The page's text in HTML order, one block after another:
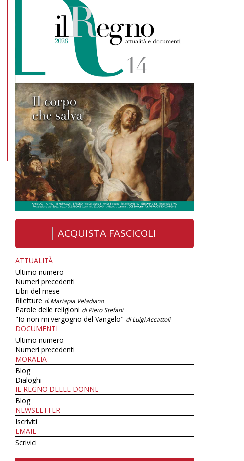
ACQUISTA FASCICOLI
ATTUALITÀ
Ultimo numero
Numeri precedenti
Libri del mese
Riletture di Mariapia Veladiano
Parole delle religioni di Piero Stefani
"Io non mi vergogno del Vangelo" di Luigi Accattoli
DOCUMENTI
Ultimo numero
Numeri precedenti
MORALIA
Blog
Dialoghi
IL REGNO DELLE DONNE
Blog
NEWSLETTER
Iscriviti
EMAIL
Scrivici